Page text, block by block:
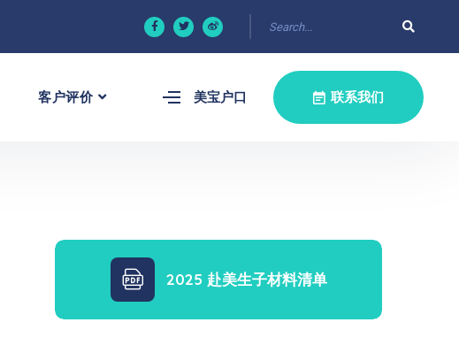
客户评价 美宝户口 联系我们
2025 赴美生子材料清单